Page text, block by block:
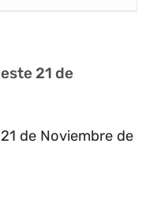
21 de
de Noviembre de